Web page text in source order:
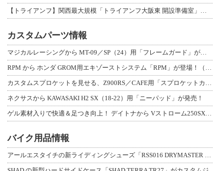
【トライアンフ】関西最大規模「トライアンフ大阪東 開設準備室」がオープン！ 限定
カスタムパーツ情報
マジカルレーシングから MT-09／SP（24）用「フレームガード」が登場！
RPM から ホンダ GROM用エキゾーストシステム「RPM」が登場！（動画あり
カスタムスプロケットを見せる、Z900RS／CAFE用「スプロケットカバーフルキ
ネクサスから KAWASAKI H2 SX（18-22）用「ニーパッド」が発売！
ゲル素材入りで快適＆足つき向上！ デイトナから Vストローム250SX用「快適ロ
バイク用品情報
アールエスタイチの新ライディングシューズ「RSS016 DRYMASTER スト